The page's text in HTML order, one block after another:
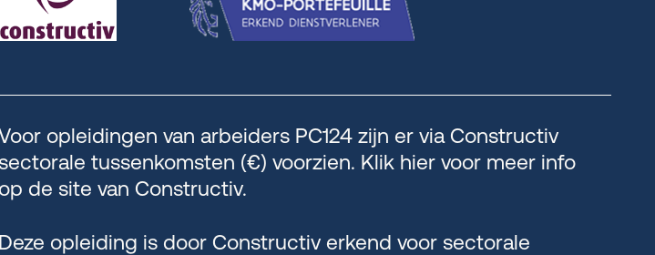
opleidingen van arbeiders PC124 zijn er via Constructiv
sectorale tussenkomsten (€) voorzien. Klik hier voor meer info
op de site van Constructiv.
Deze opleiding is door Constructiv erkend voor sectorale